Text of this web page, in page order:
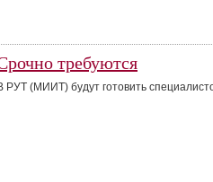
требуются
РУТ (МИИТ) будут готовить